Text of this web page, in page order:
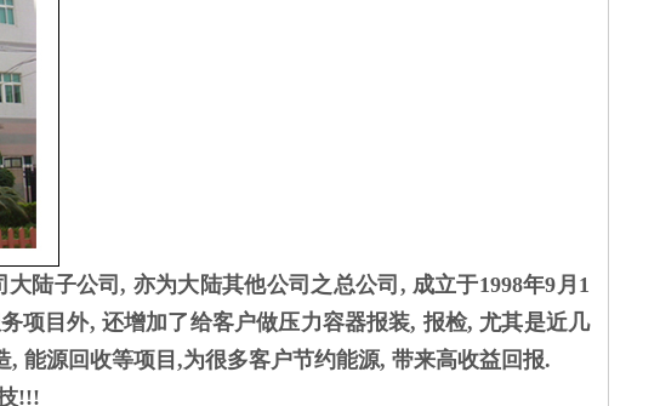
陆子公司, 亦为大陆其他公司之总公司, 成立于1998年9月1
项目外, 还增加了给客户做压力容器报装, 报检, 尤其是近几
能源回收等项目,为很多客户节约能源, 带来高收益回报.
!!!